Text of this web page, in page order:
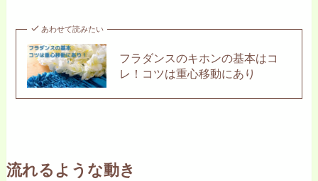
あわせて読みたい
フラダンスのキホンの基本はコ
レ！コツは重心移動にあり
流れるような動き